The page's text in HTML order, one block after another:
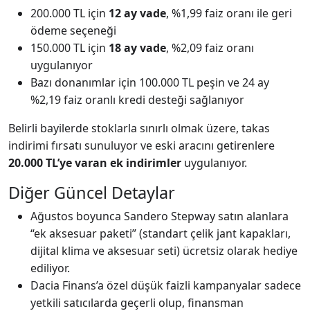
200.000 TL için 12 ay vade, %1,99 faiz oranı ile geri
ödeme seçeneği
150.000 TL için 18 ay vade, %2,09 faiz oranı
uygulanıyor
Bazı donanımlar için 100.000 TL peşin ve 24 ay
%2,19 faiz oranlı kredi desteği sağlanıyor
Belirli bayilerde stoklarla sınırlı olmak üzere, takas
indirimi fırsatı sunuluyor ve eski aracını getirenlere
20.000 TL’ye varan ek indirimler uygulanıyor.
Diğer Güncel Detaylar
Ağustos boyunca Sandero Stepway satın alanlara
“ek aksesuar paketi” (standart çelik jant kapakları,
dijital klima ve aksesuar seti) ücretsiz olarak hediye
ediliyor.
Dacia Finans’a özel düşük faizli kampanyalar sadece
yetkili satıcılarda geçerli olup, finansman